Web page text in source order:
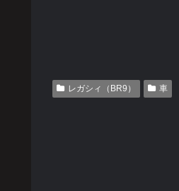
レガシィ（BR9） 車